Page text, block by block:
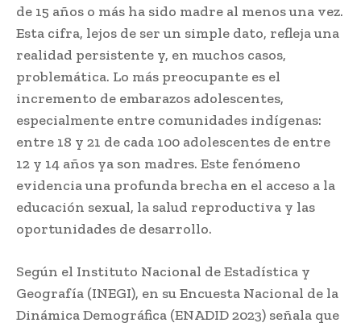
de 15 años o más ha sido madre al menos una vez.
Esta cifra, lejos de ser un simple dato, refleja una
realidad persistente y, en muchos casos,
problemática. Lo más preocupante es el
incremento de embarazos adolescentes,
especialmente entre comunidades indígenas:
entre 18 y 21 de cada 100 adolescentes de entre
12 y 14 años ya son madres. Este fenómeno
evidencia una profunda brecha en el acceso a la
educación sexual, la salud reproductiva y las
oportunidades de desarrollo.
Según el Instituto Nacional de Estadística y
Geografía (INEGI), en su Encuesta Nacional de la
Dinámica Demográfica (ENADID 2023) señala que